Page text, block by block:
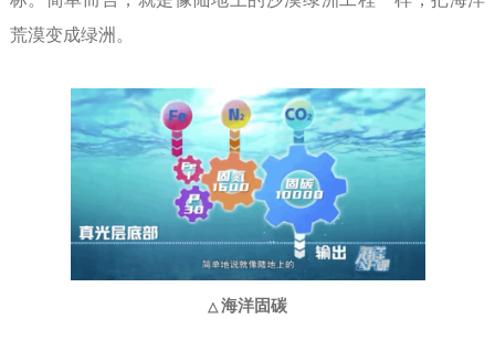
荒漠变成绿洲。
△ 海洋固碳